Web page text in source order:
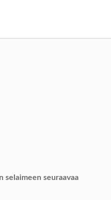
selaimeen seuraavaa